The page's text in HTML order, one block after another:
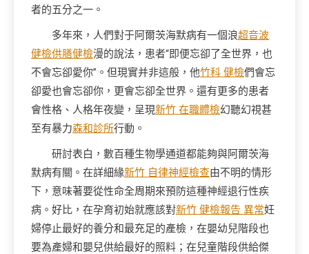
者的五分之一。
多年來，人們對于阿爾茨海默病有一個浪超音波
健檢供膳健檢漫的說法，患者“即便忘卻了全世界，也
不會忘卻愛你”。但現實并非這般，他竹科 健檢們會忘
卻愛也會忘卻你，更會忘卻全世界。還有更多的患者
會性格、人格年夜變，呈現新竹 在職體檢幻聽幻視甚
至有暴力森和診所行動。
研討表白，數百種生物學通道都能夠與阿爾茨海
默病有關。在詳細緣新竹 自律神經檢查由不明的情形
下，意味著要從性命全周期來預防這種神經退行性疾
病。好比，在孕育初始就應該對新竹 健檢報告 異常妊
婦停止最好的養分和最充足的產檢，在嬰幼兒階段也
要為產婦和嬰兒供給最好的照料；在兒童階段供給傑